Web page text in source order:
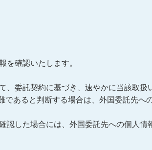
を確認いたします。
、委託契約に基づき、速やかに当該取扱
であると判断する場合は、外国委託先へ
認した場合には、外国委託先への個人情